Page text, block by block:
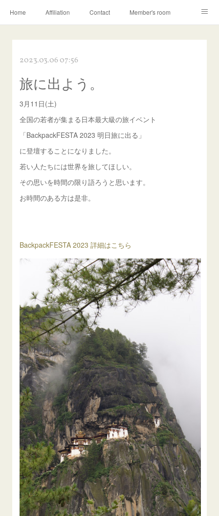
Home Affiliation Contact Member's room
2023.03.06 07:56
旅に出よう。
3月11日(土)
全国の若者が集まる日本最大級の旅イベント
「BackpackFESTA 2023 明日旅に出る」
に登壇することになりました。
若い人たちには世界を旅してほしい。
その思いを時間の限り語ろうと思います。
お時間のある方は是非。
BackpackFESTA 2023 詳細はこちら